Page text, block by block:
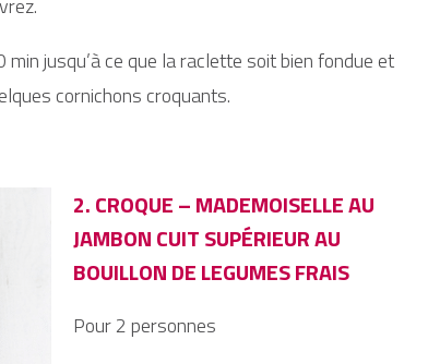
jusqu’à ce que la raclette soit bien fondue et
cornichons croquants.
2. CROQUE – MADEMOISELLE AU
JAMBON CUIT SUPÉRIEUR AU
BOUILLON DE LEGUMES FRAIS
Pour 2 personnes